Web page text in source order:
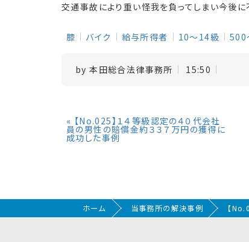
交通事故により重い怪我を負ってしまい今後に
膝 バイク 給与所得者 10～14級 500
by本田総合法律事務所 15:50
« 【No.025】１４等級認定の４０代会社
員の男性の賠償金約３３７万円の獲得に
成功した事例
ホーム 当事務所の解決事例 【